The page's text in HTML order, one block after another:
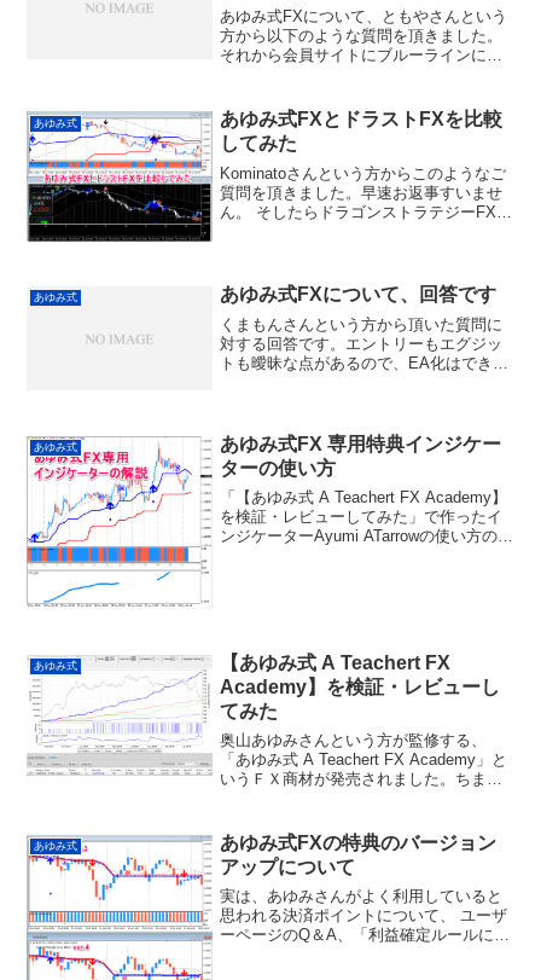
あゆみ式FXについて、ともやさんという
方から以下のような質問を頂きました。
それから会員サイトにブルーラインに髭
したか？ お暇な時で結構ですのでご意見
をお聞かせ下さ...
あゆみ式
あゆみ式FXとドラストFXを比較
してみた
Kominatoさんという方からこのようなご
質問を頂きました。早速お返事すいませ
ん。 そしたらドラゴンストラテジーFXを
ったら...
あゆみ式 あゆみ式FXについて、回答です
くまもんさんという方から頂いた質問に
対する回答です。エントリーもエグジッ
トも曖昧な点があるので、EA化はでき
ですがそれを見て判...
あゆみ式
あゆみ式FX 専用特典インジケー
ターの使い方
「【あゆみ式 A Teachert FX Academy】
を検証・レビューしてみた」で作ったイ
ンジケーターAyumi ATarrowの使い方の解
あゆみ式
【あゆみ式 A Teachert FX
Academy】を検証・レビューし
てみた
奥山あゆみさんという方が監修する、
「あゆみ式 A Teachert FX Academy」と
いうＦＸ商材が発売されました。ちまた
うな感じがしたので思わず買ってしまい
まし...
あゆみ式
あゆみ式FXの特典のバージョン
アップについて
実は、あゆみさんがよく利用していると
思われる決済ポイントについて、 ユーザ
ーページのQ＆A、「利益確定ルールにつ